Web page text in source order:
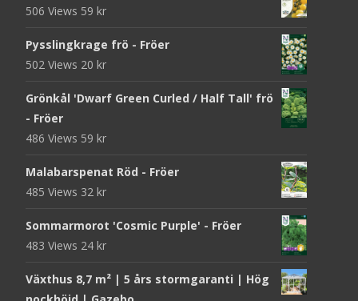
506 Views 59 kr
Pysslingkrage frö - Fröer
502 Views 20 kr
Grönkål 'Dwarf Green Curled / Half Tall' frö
- Fröer
486 Views 59 kr
Malabarspenat Röd - Fröer
485 Views 32 kr
Sommarmorot 'Cosmic Purple' - Fröer
483 Views 24 kr
Växthus 8,7 m² | 5 års stormgaranti | Hög